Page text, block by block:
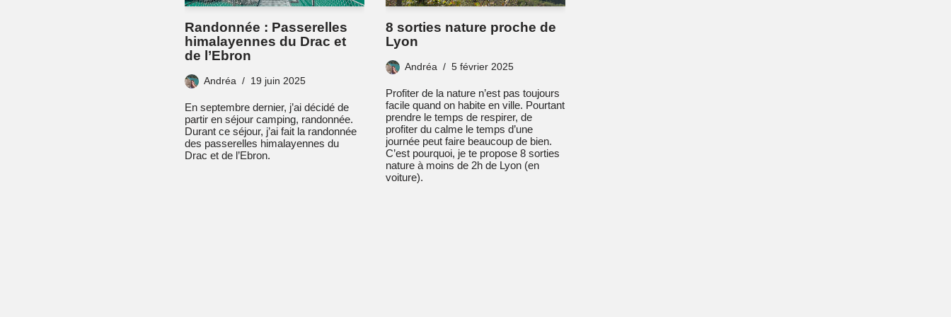
Randonnée : Passerelles
himalayennes du Drac et
de l’Ebron
Andréa 19 juin 2025
En septembre dernier, j’ai décidé de
partir en séjour camping, randonnée.
Durant ce séjour, j’ai fait la randonnée
des passerelles himalayennes du
Drac et de l’Ebron.
8 sorties nature proche de
Lyon
Andréa 5 février 2025
Profiter de la nature n’est pas toujours
facile quand on habite en ville. Pourtant
prendre le temps de respirer, de
profiter du calme le temps d’une
journée peut faire beaucoup de bien.
C’est pourquoi, je te propose 8 sorties
nature à moins de 2h de Lyon (en
voiture).